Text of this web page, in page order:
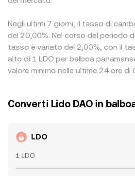
Negli ultimi 7 giorni, il tasso di
del 20,00%. Nel corso del periodo
tasso è variato del 2,00%, con il
alto di 1 LDO per balboa
valore minimo nelle ultime 24 ore di
Converti Lido DAO in
LDO
1 LDO